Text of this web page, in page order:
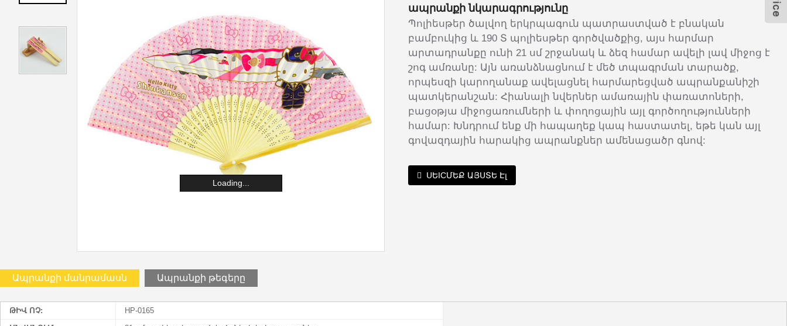
Loading...
ապրանքի նկարագրությունը
Պոլիեսթեր ծալվող երկրպագուն պատրաստված է բնական
բամբուկից և 190 Տ պոլիեսթեր գործվածքից, այս հարմար
արտադրանքը ունի 21 սմ շրջանակ և ձեզ համար ավելի լավ միջոց է
շոգ ամռանը: Այն առանձնացնում է մեծ տպագրման տարածք,
որպեսզի կարողանաք ավելացնել հարմարեցված ապրանքանիշի
պատկերանշան: Հիանալի նվերներ ամառային փառատոների,
բացօթյա միջոցառումների և փողոցային այլ գործողությունների
համար: Խնդրում ենք մի հապաղեք կապ հաստատել, եթե կան այլ
գովազդային հարակից ապրանքներ ամենացածր գնով:
ՍԵICՄԵՔ ԱՅՍՏԵ Էլ
Ապրանքի մանրամասն Ապրանքի թեգերը
ԹԻՎ ՈՉ:
HP-0165